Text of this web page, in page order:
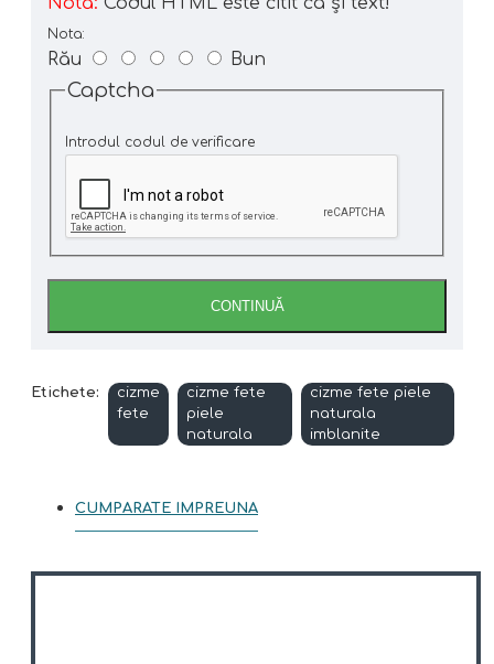
Nota:
Rău Bun
Captcha
Introdul codul de verificare
CONTINUĂ
Etichete:
cizme
fete
cizme fete
piele
naturala
cizme fete piele
naturala
imblanite
CUMPARATE IMPREUNA